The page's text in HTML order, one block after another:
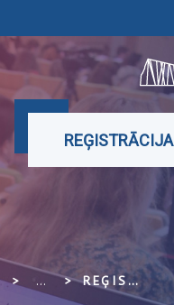
REĢISTRĀCIJA
... REĢISTRĀCIJA